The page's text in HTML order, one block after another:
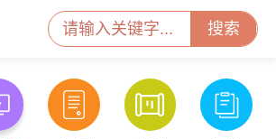
搜索